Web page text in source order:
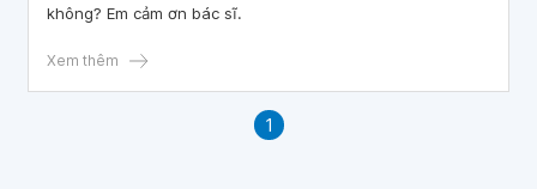
không? Em cảm ơn bác sĩ.
Xem thêm
1